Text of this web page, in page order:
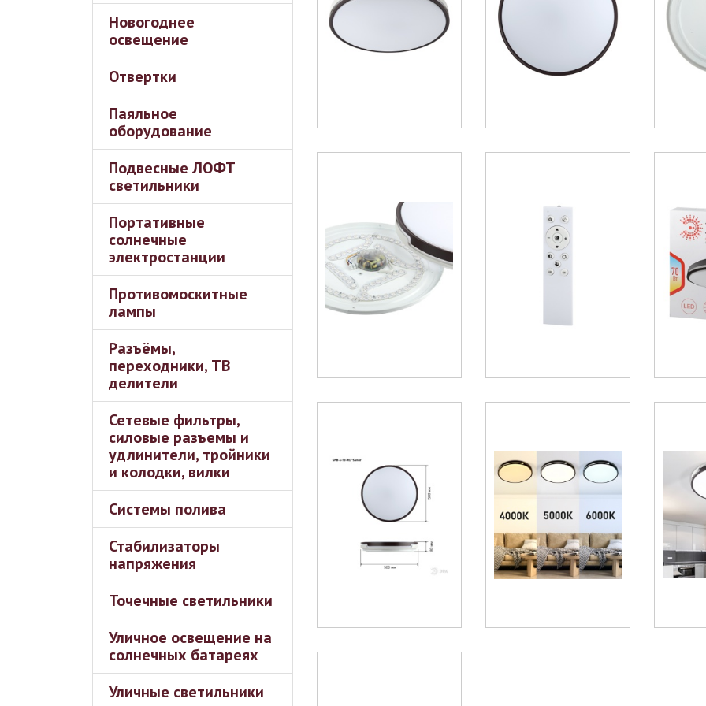
Новогоднее
освещение
Отвертки
Паяльное
оборудование
Подвесные ЛОФТ
светильники
Портативные
солнечные
электростанции
Противомоскитные
лампы
Разъёмы,
переходники, ТВ
делители
Сетевые фильтры,
силовые разъемы и
удлинители, тройники
и колодки, вилки
Системы полива
Стабилизаторы
напряжения
Точечные светильники
Уличное освещение на
солнечных батареях
Уличные светильники